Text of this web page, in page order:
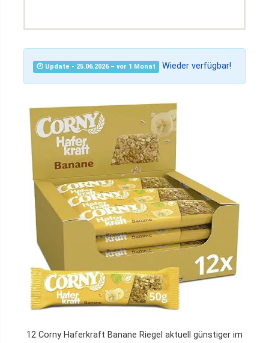
🕐 Update - 25.06.2026 – vor 1 Monat Wieder verfügbar!
12 Corny Haferkraft Banane Riegel aktuell günstiger im